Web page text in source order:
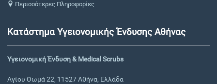
Περισσότερες Πληροφορίες
Κατάστημα Υγειονομικής Ένδυσης Αθήνας
Υγειονομική Ένδυση & Medical Scrubs
Αγίου Θωμά 22, 11527 Αθήνα, Ελλάδα